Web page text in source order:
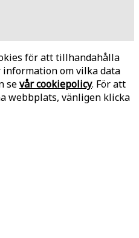
för att tillhandahålla
om vilka data
sevår cookiepolicy. För att
webbplats, vänligen klicka